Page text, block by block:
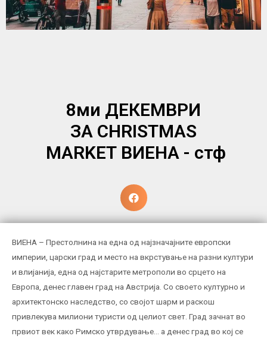
8ми ДЕКЕМВРИ
ЗА CHRISTMAS
MARKET ВИЕНА - стф
ВИЕНА – Престолнина на една од најзначајните европски
империи, царски град и место на вкрстување на разни култури
и влијанија, една од најстарите метрополи во срцето на
Европа, денес главен град на Австрија. Со своето културно и
архитектонско наследство, со својот шарм и раскош
привлекува милиони туристи од целиот свет. Град зачнат во
првиот век како Римско утврдување… а денес град во кој се